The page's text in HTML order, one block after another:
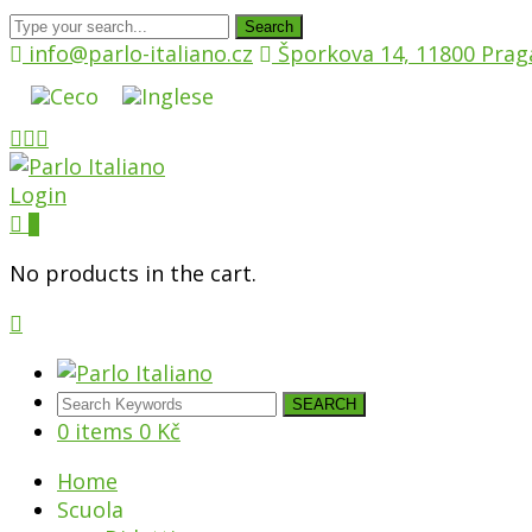
Search
info@parlo-italiano.cz Šporkova 14, 11800
Login
No products in the cart.
SEARCH
0 items 0 Kč
Home
Scuola